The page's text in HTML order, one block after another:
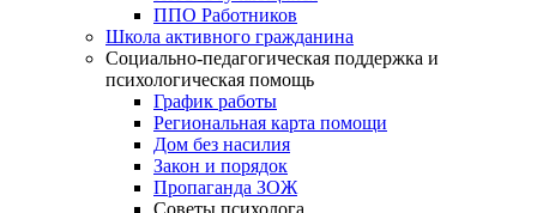
ППО Работников
Школа активного гражданина
Социально-педагогическая поддержка и
психологическая помощь
График работы
Региональная карта помощи
Дом без насилия
Закон и порядок
Пропаганда ЗОЖ
Советы психолога